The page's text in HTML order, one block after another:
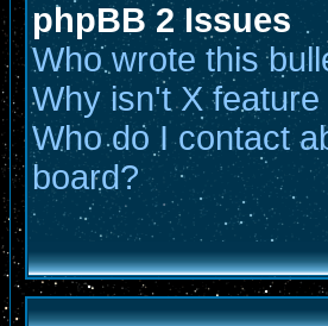
phpBB 2 Issues
Who wrote this
Why isn't X
Who do I contact
board?